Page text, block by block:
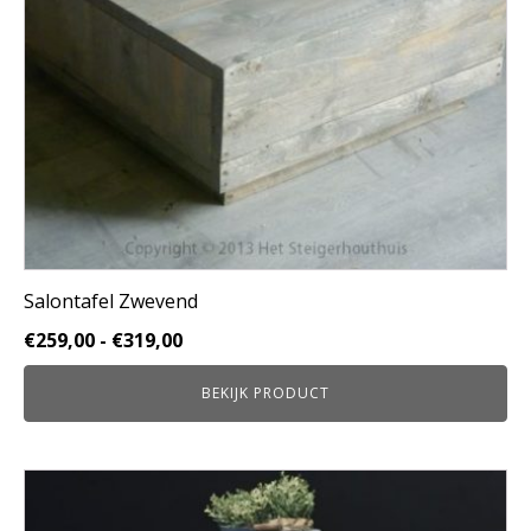
Salontafel Zwevend
€259,00 - €319,00Prijsklasse:
€259,00
tot
€319,00
BEKIJK PRODUCT
gekozen